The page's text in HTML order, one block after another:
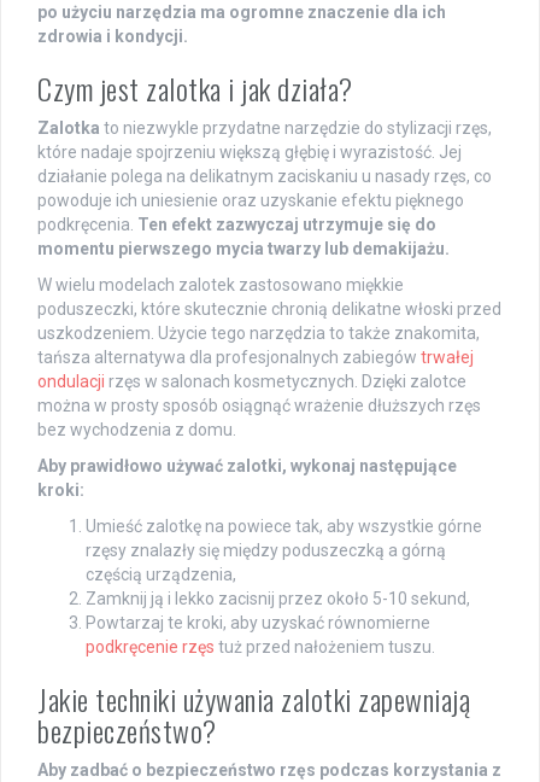
po użyciu narzędzia ma ogromne znaczenie dla ich
zdrowia i kondycji.
Czym jest zalotka i jak działa?
Zalotka to niezwykle przydatne narzędzie do stylizacji rzęs,
które nadaje spojrzeniu większą głębię i wyrazistość. Jej
działanie polega na delikatnym zaciskaniu u nasady rzęs, co
powoduje ich uniesienie oraz uzyskanie efektu pięknego
podkręcenia. Ten efekt zazwyczaj utrzymuje się do
momentu pierwszego mycia twarzy lub demakijażu.
W wielu modelach zalotek zastosowano miękkie
poduszeczki, które skutecznie chronią delikatne włoski przed
uszkodzeniem. Użycie tego narzędzia to także znakomita,
tańsza alternatywa dla profesjonalnych zabiegów trwałej
ondulacji rzęs w salonach kosmetycznych. Dzięki zalotce
można w prosty sposób osiągnąć wrażenie dłuższych rzęs
bez wychodzenia z domu.
Aby prawidłowo używać zalotki, wykonaj następujące
kroki:
Umieść zalotkę na powiece tak, aby wszystkie górne
rzęsy znalazły się między poduszeczką a górną
częścią urządzenia,
Zamknij ją i lekko zacisnij przez około 5-10 sekund,
Powtarzaj te kroki, aby uzyskać równomierne
podkręcenie rzęs tuż przed nałożeniem tuszu.
Jakie techniki używania zalotki zapewniają
bezpieczeństwo?
Aby zadbać o bezpieczeństwo rzęs podczas korzystania z